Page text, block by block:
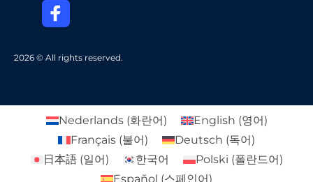
2026 © All rights reserved.
Nederlands(화란어) English (영어)
Français (불어) Deutsch (독어)
日本語(일어) 한국어 Polski (폴란드어)
Español (스페인어)